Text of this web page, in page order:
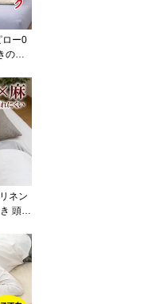
ロー0
の首
たい
ス
で肩
ホ首
が
痛 肩
クス
ー
ネン
頭が
麻
45x3
り リ
年期
ほて
枕/ヒ